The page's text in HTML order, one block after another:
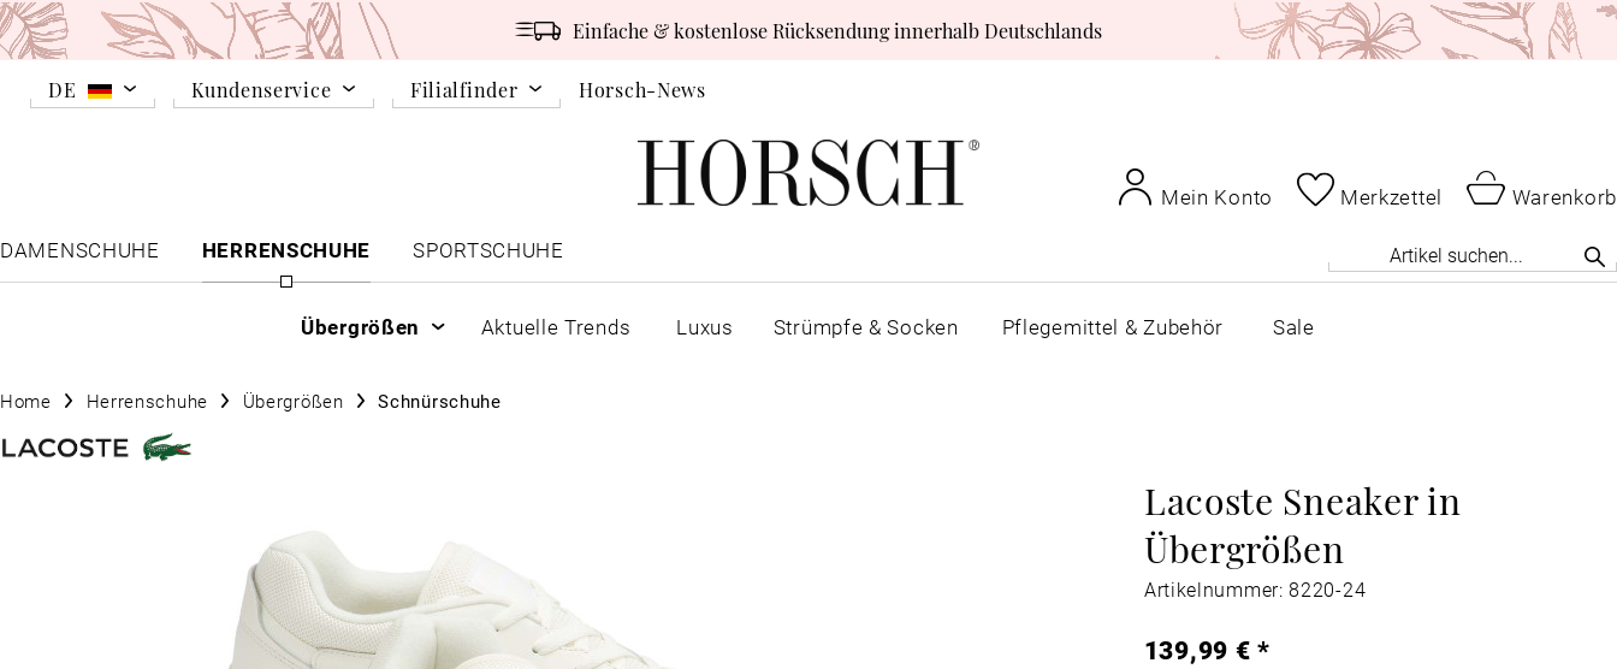
Einfache & kostenlose Rücksendung innerhalb Deutschlands
DE Kundenservice Filialfinder Horsch-News
Mein Konto Merkzettel
Warenkorb
DAMENSCHUHE
HERRENSCHUHE SPORTSCHUHE
Übergrößen Aktuelle Trends Luxus Strümpfe & Socken Pflegemittel & Zubehör Sale
Home Herrenschuhe Übergrößen Schnürschuhe
Lacoste Sneaker in
Übergrößen
Artikelnummer: 8220-24
139,99 € *